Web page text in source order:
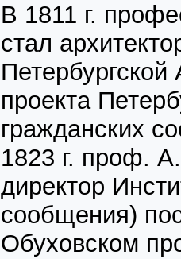
В 1811 г.
стал
проекта
гражданских
1823 г. проф.
директор
сообщения)
Обуховском